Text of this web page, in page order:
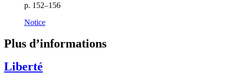
p. 152–156
Notice
Plus d’informations
Liberté